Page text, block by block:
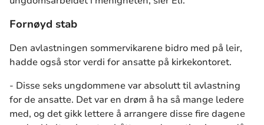
Fornøyd stab
Den avlastningen sommervikarene bidro med på leir,
hadde også stor verdi for ansatte på kirkekontoret.
- Disse seks ungdommene var absolutt til avlastning
for de ansatte. Det var en drøm å ha så mange ledere
med, og det gikk lettere å arrangere disse fire dagene